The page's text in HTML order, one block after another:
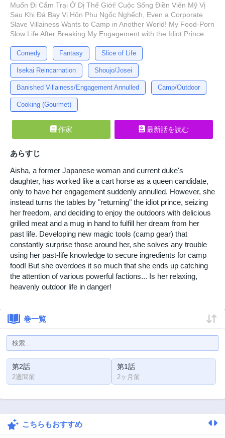
Muốn Đi Cắm Trại Ở Dị Thế Giới! Cuộc Sống Điền Viên Mỹ Vị
Sau Khi Đá Bay Vị Hôn Phu Ngốc Nghếch, Even a Corporate
Slave Villainess Wants to Camp in Another World! My Food-Porn
Slow Life After Breaking My Engagement with the Idiot Prince
Comedy Fantasy Slice of Life
Isekai Reincarnation Shoujo/Josei
Banished Villainess/Engagement Annulled Camp/Outdoor
Cooking (Gourmet)
作家 最新話を読む
あらすじ
Aisha, a former Japanese woman and current duke's
daughter, has worked like a cart horse as a queen candidate,
only to have her engagement suddenly annulled. However, she
instead turns the tables by "returning" the idiot prince, seizing
her freedom, and deciding to enjoy the outdoors with delicious
grilled meat and a mug in hand to fulfill her dream from her
past life. Developing new magic tools (camp gear) that
constantly surprise those around her, she solves any trouble
using her past-life knowledge to secure ingredients for camp
food! But she overdoes it so much that she ends up catching
the attention of various powerful factions... Is her relaxing,
heavenly outdoor life in danger!
巻一覧
第2話
2週間前
第1話
2ヶ月前
こちらもおすすめ